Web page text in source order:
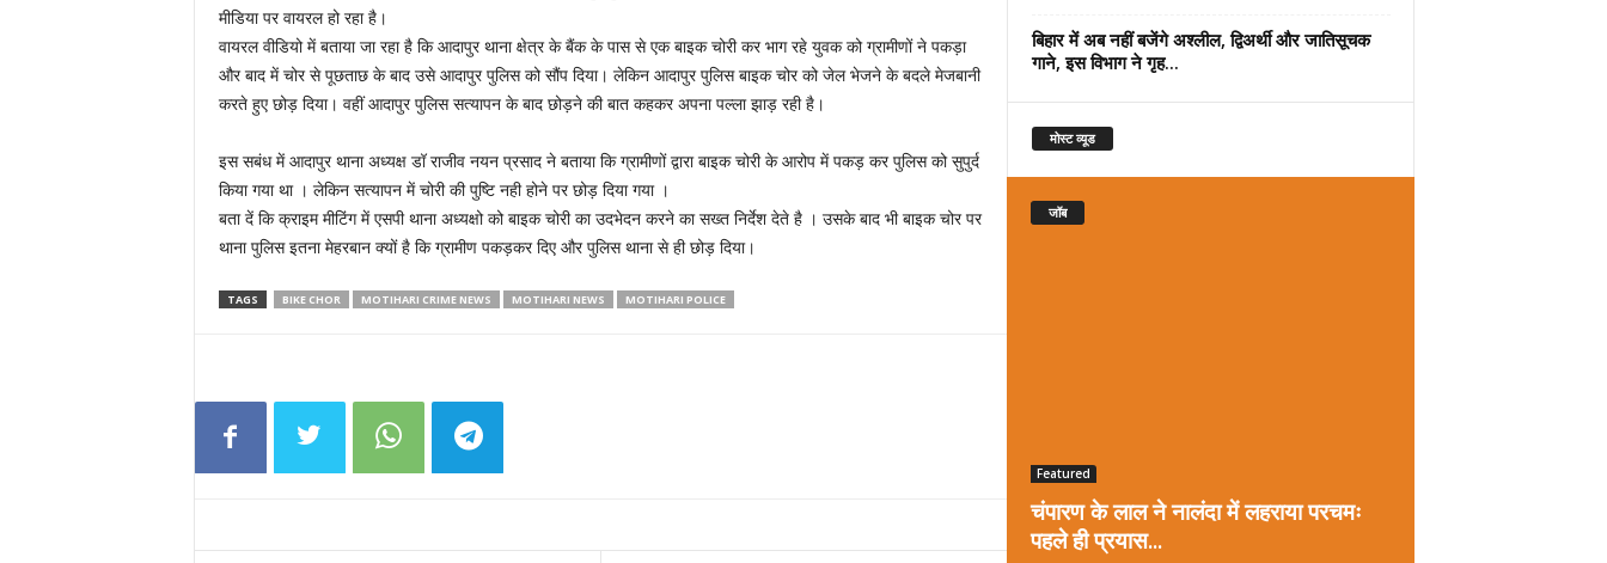
मीडिया पर वायरल हो रहा है।
वायरल वीडियो में बताया जा रहा है कि आदापुर थाना क्षेत्र के बैंक के पास से एक बाइक चोरी कर भाग रहे युवक को ग्रामीणों ने पकड़ा
और बाद में चोर से पूछताछ के बाद उसे आदापुर पुलिस को सौंप दिया। लेकिन आदापुर पुलिस बाइक चोर को जेल भेजने के बदले मेजबानी
करते हुए छोड़ दिया। वहीं आदापुर पुलिस सत्यापन के बाद छोड़ने की बात कहकर अपना पल्ला झाड़ रही है।
इस सबंध में आदापुर थाना अध्यक्ष डॉ राजीव नयन प्रसाद ने बताया कि ग्रामीणों द्वारा बाइक चोरी के आरोप में पकड़ कर पुलिस को सुपुर्द
किया गया था । लेकिन सत्यापन में चोरी की पुष्टि नही होने पर छोड़ दिया गया ।
बता दें कि क्राइम मीटिंग में एसपी थाना अध्यक्षो को बाइक चोरी का उदभेदन करने का सख्त निर्देश देते है । उसके बाद भी बाइक चोर पर
थाना पुलिस इतना मेहरबान क्यों है कि ग्रामीण पकड़कर दिए और पुलिस थाना से ही छोड़ दिया।
TAGS BIKE CHOR MOTIHARI CRIME NEWS MOTIHARI NEWS MOTIHARI POLICE
बिहार में अब नहीं बजेंगे अश्लील, द्विअर्थी और जातिसूचक
गाने, इस विभाग ने गृह...
मोस्ट व्यूड
जॉब
Featured
चंपारण के लाल ने नालंदा में लहराया परचमः
पहले ही प्रयास...